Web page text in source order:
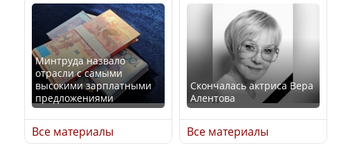
Минтруда назвало
отрасли с самыми
высокими зарплатными
предложениями
Все материалы
Скончалась актриса Вера
Алентова
Все материалы